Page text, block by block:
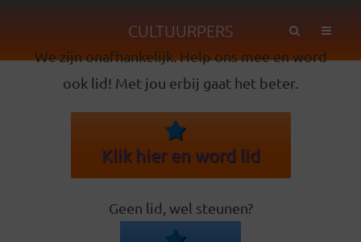
CULTUURPERS
We zijn onafhankelijk. Help ons mee en word
ook lid! Met jou erbij gaat het beter.
Klik hier en word lid
Geen lid, wel steunen?